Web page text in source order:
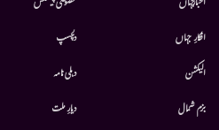
افکارِ جہاں
الیکشن
بزم شمال
دلچسپ
دہلی نامہ
دیارِ ملت